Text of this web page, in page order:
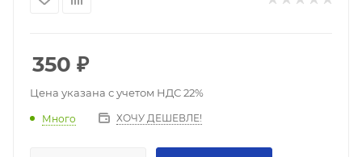
350 ₽
Цена указана с учетом НДС 22%
Много ХОЧУ ДЕШЕВЛЕ!